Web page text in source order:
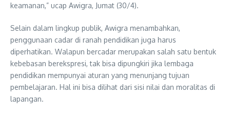
keamanan,” ucap Awigra, Jumat (30/4).
Selain dalam lingkup publik, Awigra menambahkan,
penggunaan cadar di ranah pendidikan juga harus
diperhatikan. Walapun bercadar merupakan salah satu bentuk
kebebasan berekspresi, tak bisa dipungkiri jika lembaga
pendidikan mempunyai aturan yang menunjang tujuan
pembelajaran. Hal ini bisa dilihat dari sisi nilai dan moralitas di
lapangan.